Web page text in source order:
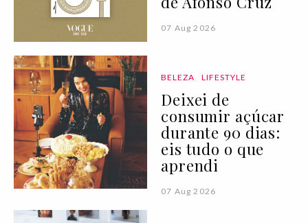
07 Aug 2026
BELEZA LIFESTYLE
Deixei de
consumir açúcar
durante 90 dias:
eis tudo o que
aprendi
07 Aug 2026